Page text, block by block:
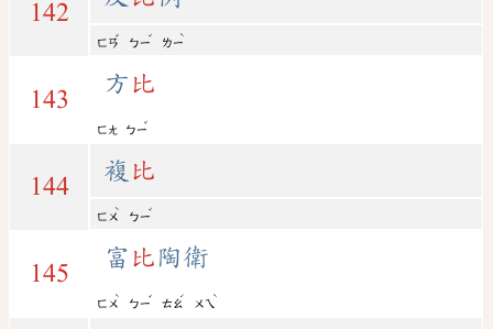
142
ㄈㄢ
ˇ
ㄅㄧ
ˇ
ㄌㄧ
ˋ
143
方 比
ㄈㄤ ㄅㄧ
ˇ
144
複 比
ㄈㄨ
ˋ
ㄅㄧ
ˇ
145
富 比 陶衛
ㄈㄨ
ˋ
ㄅㄧ
ˇ
ㄊㄠ
ˊ
ㄨㄟ
ˋ